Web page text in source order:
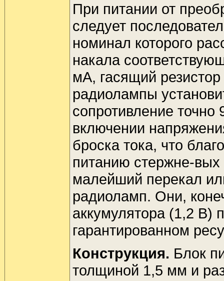
При питании от
следует
номинал которого
накала
мА, гасящий
радиолампы
сопротивление
включении
броска тока, что
питанию стержне-
малейший перекал
радиоламп. Они,
аккумулятора (1,2 В)
гарантированном
Конструкция. Блок
толщиной 1,5 мм и